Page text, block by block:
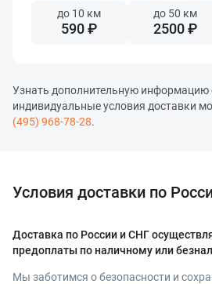
до 10 км
590 ₽
до 50 км
2500 ₽
Узнать дополнительную информацию
индивидуальные условия доставки
(495) 968-78-28.
Условия доставки по
Доставка по России и СНГ
предоплаты по наличному или
Мы заботимся о безопасности и